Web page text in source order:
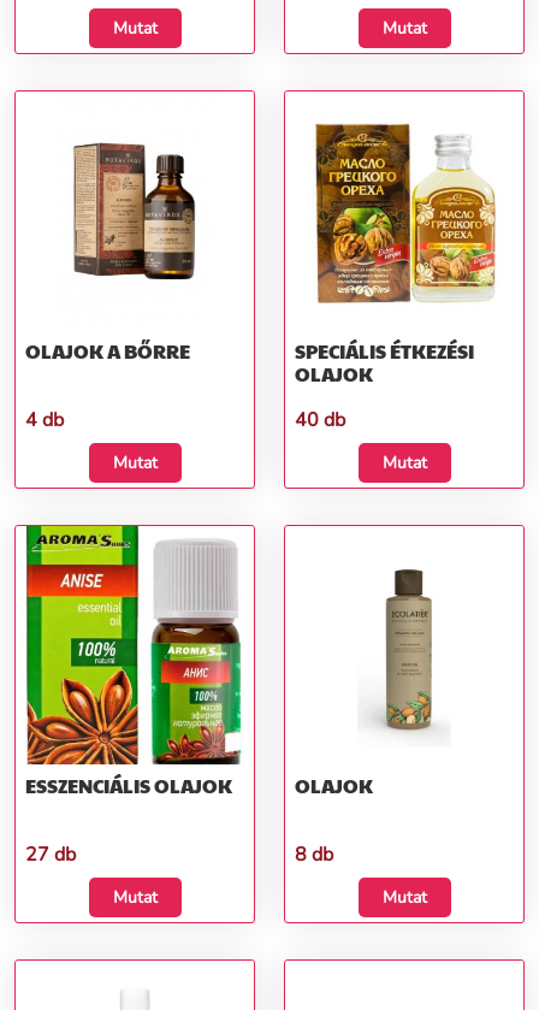
Mutat Mutat
OLAJOK A BŐRRE
4 db
Mutat
SPECIÁLIS ÉTKEZÉSI
OLAJOK
40 db
Mutat
ESSZENCIÁLIS OLAJOK
27 db
Mutat
OLAJOK
8 db
Mutat